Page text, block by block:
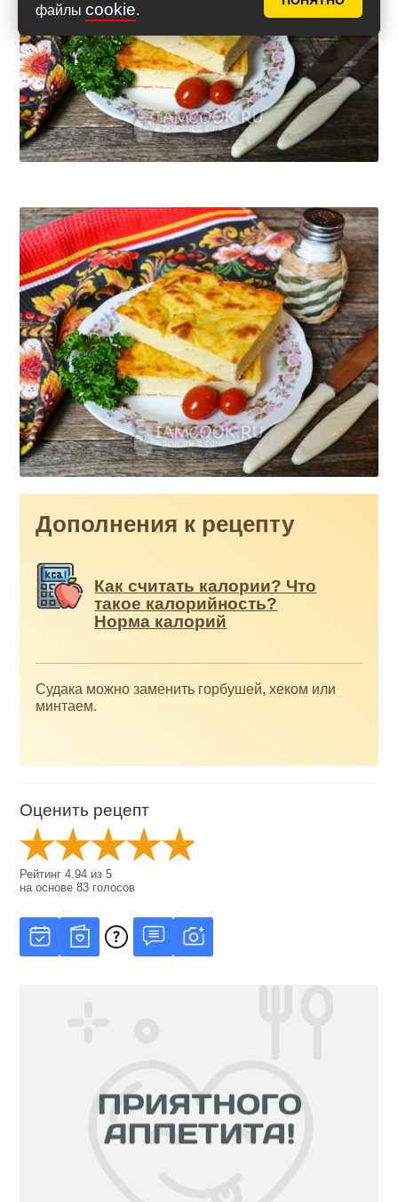
файлы cookie.
Дополнения к рецепту
Как считать калории? Что
такое калорийность?
Норма калорий
Судака можно заменить горбушей, хеком или
минтаем.
Оценить рецепт
Рейтинг4.94 из5
на основе83 голосов